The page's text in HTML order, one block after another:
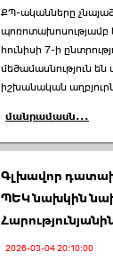
ՔՊ-ականները
պոռոտախոսությամբ
հունիսի 7-ի
մեծամասնություն
իշխանական
մանրամասն...
Գլխավոր
ՊԵԿ նախկին
2026-03-04 20:10:00